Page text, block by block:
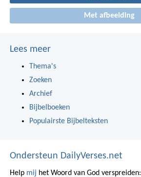
Met afbeelding
Lees meer
Thema's
Zoeken
Archief
Bijbelboeken
Populairste Bijbelteksten
Ondersteun DailyVerses.net
Help mij het Woord van God verspreiden: